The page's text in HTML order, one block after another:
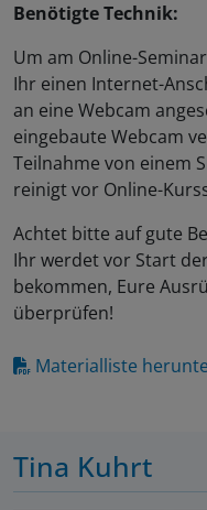
Benötigte Technik:
Um am Online-
Ihr einen Internet-
an eine Webcam
eingebaute Webcam
Teilnahme von einem
reinigt vor Online-
Achtet bitte auf gute
Ihr werdet vor Start
bekommen, Eure
überprüfen!
Materialliste
Tina Kuhrt